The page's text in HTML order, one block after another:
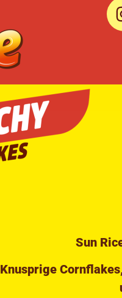
Sun
Knusprige